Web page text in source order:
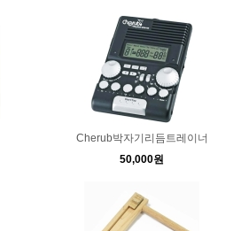
Cherub박자기리듬트레이너
50,000원